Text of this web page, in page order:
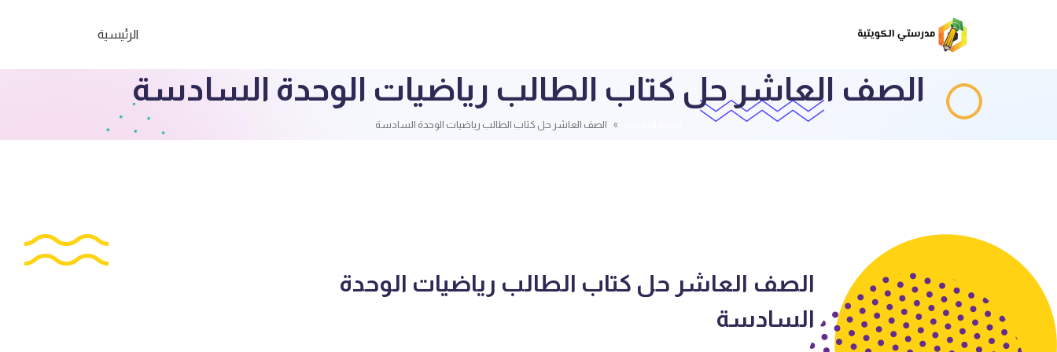
الرئيسية
الصف العاشر حل كتاب الطالب رياضيات الوحدة السادسة
الصف العاشر حل كتاب الطالب رياضيات الوحدة السادسة
الصف العاشر حل كتاب الطالب رياضيات الوحدة
السادسة